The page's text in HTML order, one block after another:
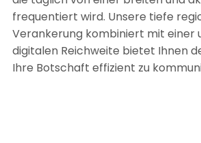
frequentiert wird. Unsere tiefe
Verankerung kombiniert mit einer
digitalen Reichweite bietet Ihnen
Ihre Botschaft effizient zu